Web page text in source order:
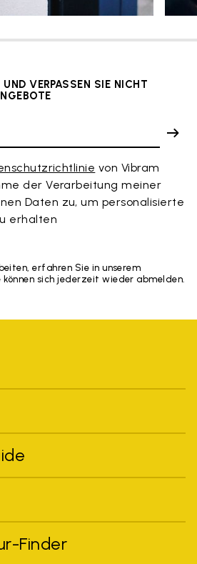
VERPASSEN SIE NICHT
von Vibram
der Verarbeitung meiner
Daten zu, um personalisierte
erhalten
erfahren Sie in unserem
sich jederzeit wieder abmelden.
Finder